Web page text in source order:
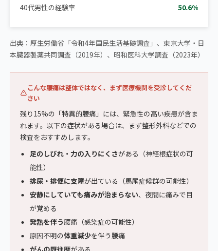
40代男性の経験率 50.6%
出典：厚生労働省「令和4年国民生活基礎調査」、東京大学・日
本臓器製薬共同調査（2019年）、昭和医科大学調査（2023年）
こんな腰痛は整体ではなく、まず医療機関を受診してくだ
さい
残り15%の「特異的腰痛」には、緊急性の高い疾患が含ま
れます。以下の症状がある場合は、まず整形外科などでの
検査をおすすめします。
足のしびれ・力の入りにくさがある（神経根症状の可
能性）
排尿・排便に支障が出ている（馬尾症候群の可能性）
安静にしていても痛みが治まらない、夜間に痛みで目
が覚める
発熱を伴う腰痛（感染症の可能性）
原因不明の体重減少を伴う腰痛